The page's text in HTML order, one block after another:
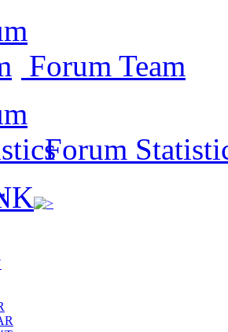
Forum Team
Forum